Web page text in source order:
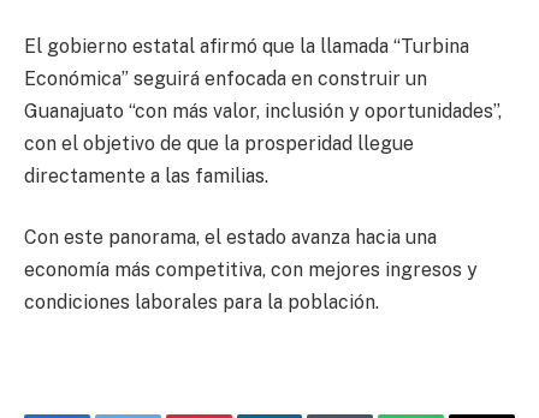
El gobierno estatal afirmó que la llamada “Turbina
Económica” seguirá enfocada en construir un
Guanajuato “con más valor, inclusión y oportunidades”,
con el objetivo de que la prosperidad llegue
directamente a las familias.
Con este panorama, el estado avanza hacia una
economía más competitiva, con mejores ingresos y
condiciones laborales para la población.